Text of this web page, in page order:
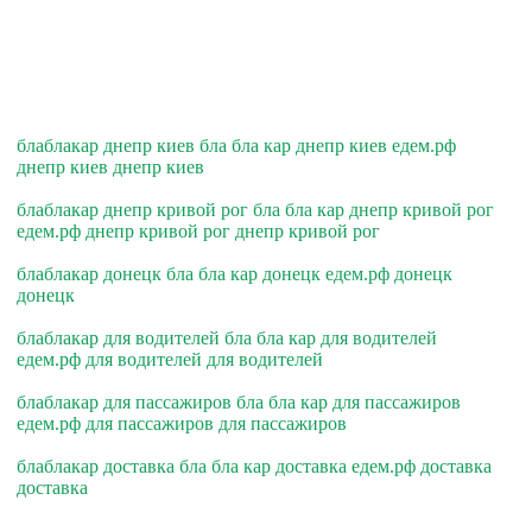
блаблакар днепр киев бла бла кар днепр киев едем.рф
днепр киев днепр киев
блаблакар днепр кривой рог бла бла кар днепр кривой рог
едем.рф днепр кривой рог днепр кривой рог
блаблакар донецк бла бла кар донецк едем.рф донецк
донецк
блаблакар для водителей бла бла кар для водителей
едем.рф для водителей для водителей
блаблакар для пассажиров бла бла кар для пассажиров
едем.рф для пассажиров для пассажиров
блаблакар доставка бла бла кар доставка едем.рф доставка
доставка